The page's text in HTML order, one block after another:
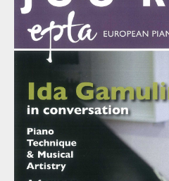
skladbi, a zatim i impresivnim
uvodila u svijet Franza Schuberta,
Pejačević i Borisa Papandopula.
Pored spomenute sonate Franza
Chopinova nokturna i ciklus
Borisa
plesova koju je posvetio supruzi
2006. na Osorskim glazbenim
Ida Gamulin. Vješto korelirajući
onima skrivenim u spomenutim
ostavila najbolji dio sebe, bez
istodobno neuhvatljivo. Sve to,
najboljima, u koje se naša glasovita